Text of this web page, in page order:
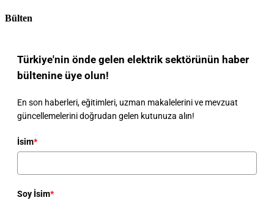
Bülten
Türkiye'nin önde gelen elektrik sektörünün haber
bültenine üye olun!
En son haberleri, eğitimleri, uzman makalelerini ve mevzuat
güncellemelerini doğrudan gelen kutunuza alın!
İsim*
Soy İsim*